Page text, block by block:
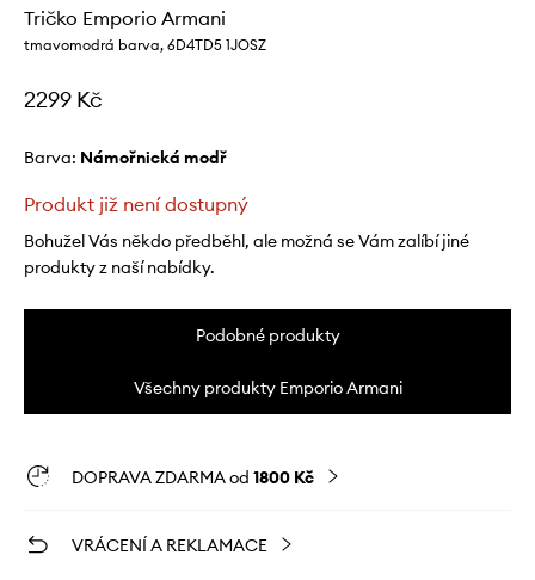
Tričko Emporio Armani
tmavomodrá barva, 6D4TD5 1JOSZ
2299 Kč
Barva: námořnická modř
Produkt již není dostupný
Bohužel Vás někdo předběhl, ale možná se Vám zalíbí jiné
produkty z naší nabídky.
Podobné produkty
Všechny produkty Emporio Armani
DOPRAVA ZDARMA od 1800 Kč
VRÁCENÍ A REKLAMACE